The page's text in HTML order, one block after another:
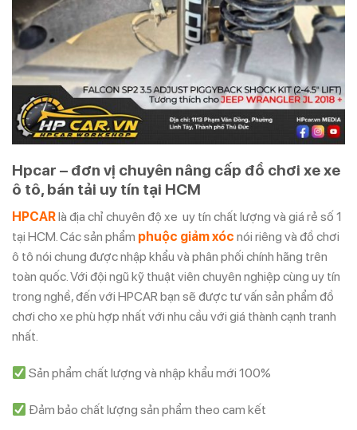
Hpcar – đơn vị chuyên nâng cấp đồ chơi xe xe
ô tô, bán tải uy tín tại HCM
HPCARlà địa chỉ chuyên độ xe uy tín chất lượng và giá rẻ số 1
tại HCM. Các sản phẩm phuộc giảm xóc nói riêng và đồ chơi
ô tô nói chung được nhập khẩu và phân phối chính hãng trên
toàn quốc. Với đội ngũ kỹ thuật viên chuyên nghiệp cùng uy tín
trong nghề, đến với HPCAR bạn sẽ được tư vấn sản phẩm đồ
chơi cho xe phù hợp nhất với nhu cầu với giá thành cạnh tranh
nhất.
Sản phẩm chất lượng và nhập khẩu mới 100%
Đảm bảo chất lượng sản phẩm theo cam kết